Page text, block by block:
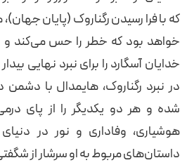
که با فرا رسیدن رگناروک (پایان
خواهد بود که خطر را حس می‌کند و
خدایان آسگارد را برای نبرد نهایی
در نبرد رگناروک، هایمدال با دشمن
شده و هر دو یکدیگر را از پای
هوشیاری، وفاداری و نور در
داستان‌های مربوط به او سرشار از